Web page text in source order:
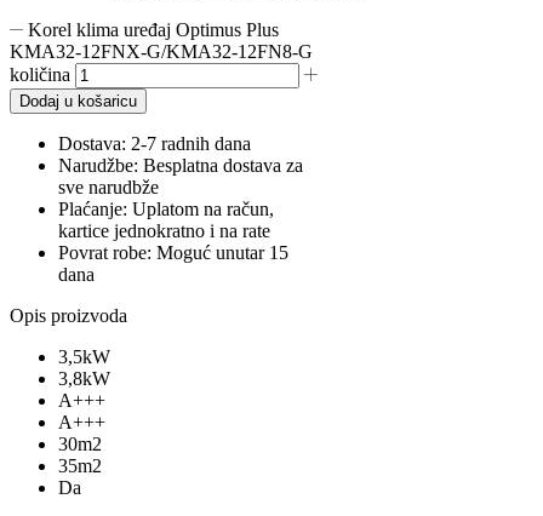
Korel klima uređaj Optimus Plus
KMA32-12FNX-G/KMA32-12FN8-G
količina
Dodaj u košaricu
Dostava: 2-7 radnih dana
Narudžbe: Besplatna dostava za
sve narudbže
Plaćanje: Uplatom na račun,
kartice jednokratno i na rate
Povrat robe: Moguć unutar 15
dana
Opis proizvoda
3,5kW
3,8kW
A+++
A+++
30m2
35m2
Da